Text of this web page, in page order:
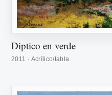
Diptico en verde
2011 · Acrílico/tabla